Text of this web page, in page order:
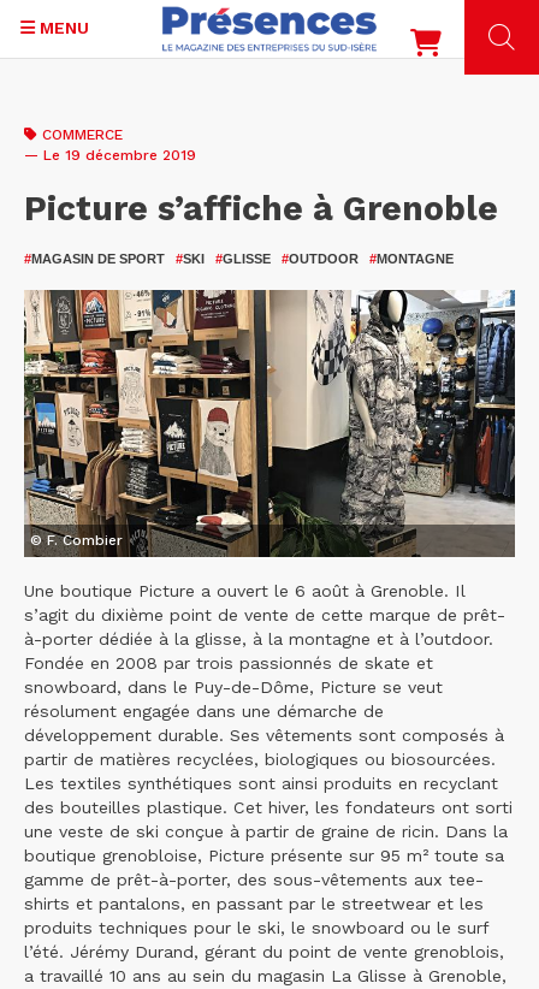
contenu
MENU
COMMERCE
— Le 19 décembre 2019
Picture s’affiche à Grenoble
#MAGASIN DE SPORT #SKI #GLISSE #OUTDOOR #MONTAGNE
© F. Combier
Une boutique Picture a ouvert le 6 août à Grenoble. Il
s’agit du dixième point de vente de cette marque de prêt-
à-porter dédiée à la glisse, à la montagne et à l’outdoor.
Fondée en 2008 par trois passionnés de skate et
snowboard, dans le Puy-de-Dôme, Picture se veut
résolument engagée dans une démarche de
développement durable. Ses vêtements sont composés à
partir de matières recyclées, biologiques ou biosourcées.
Les textiles synthétiques sont ainsi produits en recyclant
des bouteilles plastique. Cet hiver, les fondateurs ont sorti
une veste de ski conçue à partir de graine de ricin. Dans la
boutique grenobloise, Picture présente sur 95 m² toute sa
gamme de prêt-à-porter, des sous-vêtements aux tee-
shirts et pantalons, en passant par le streetwear et les
produits techniques pour le ski, le snowboard ou le surf
l’été. Jérémy Durand, gérant du point de vente grenoblois,
a travaillé 10 ans au sein du magasin La Glisse à Grenoble,